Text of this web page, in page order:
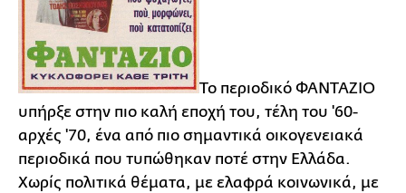
Το περιοδικό ΦΑΝΤΑΖΙΟ
υπήρξε στην πιο καλή εποχή του, τέλη του '60-
αρχές '70, ένα από πιο σημαντικά οικογενειακά
περιοδικά που τυπώθηκαν ποτέ στην Ελλάδα.
Χωρίς πολιτικά θέματα, με ελαφρά κοινωνικά, με